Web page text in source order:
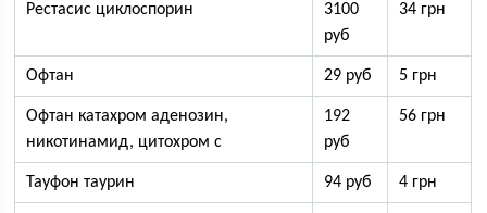
Рестасис циклоспорин
3100
руб
34 грн
Офтан 29 руб 5 грн
Офтан катахром аденозин,
никотинамид, цитохром с
192
руб
56 грн
Тауфон таурин 94 руб 4 грн